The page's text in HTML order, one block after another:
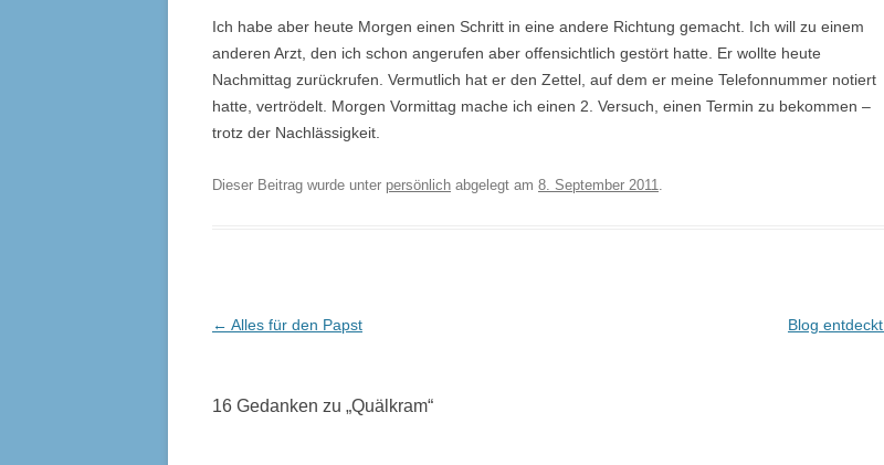
Ich habe aber heute Morgen einen Schritt in eine andere Richtung gemacht. Ich will zu einem
anderen Arzt, den ich schon angerufen aber offensichtlich gestört hatte. Er wollte heute
Nachmittag zurückrufen. Vermutlich hat er den Zettel, auf dem er meine Telefonnummer notiert
hatte, vertrödelt. Morgen Vormittag mache ich einen 2. Versuch, einen Termin zu bekommen –
trotz der Nachlässigkeit.
Dieser Beitrag wurde unter persönlich abgelegt am 8. September 2011.
Beitrags-
← Alles für den Papst Blog entdeckt
16 Gedanken zu „Quälkram“